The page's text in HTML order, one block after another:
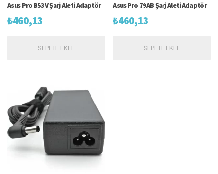
Asus Pro B53V Şarj Aleti Adaptör
₺460,13
SEPETE EKLE
Asus Pro 79AB Şarj Aleti Adaptör
₺460,13
SEPETE EKLE